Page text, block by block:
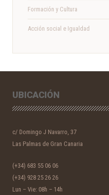
Formación y Cultura
Acción social e Igualdad
UBICACIÓN
c/ Domingo J Navarro, 37
Las Palmas de Gran Canaria
(+34) 683 55 06 06
(+34) 928 25 26 26
Lun – Vie: 08h – 14h